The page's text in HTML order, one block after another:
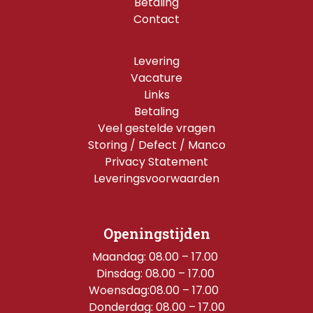
Contact
Levering
Vacature
Links
Betaling
Veel gestelde vragen
Storing / Defect / Manco
Privacy Statement
Leveringsvoorwaarden
Openingstijden
Maandag: 08.00 – 17.00
Dinsdag: 08.00 – 17.00
Woensdag:08.00 – 17.00
Donderdag: 08.00 – 17.00